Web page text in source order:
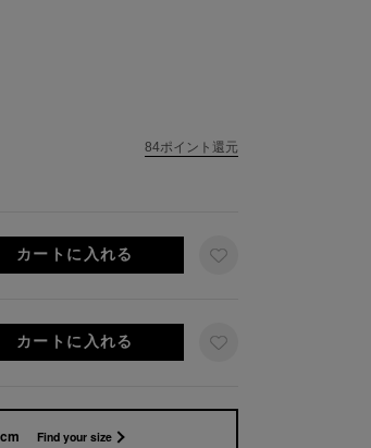
84ポイント還元
Find your size